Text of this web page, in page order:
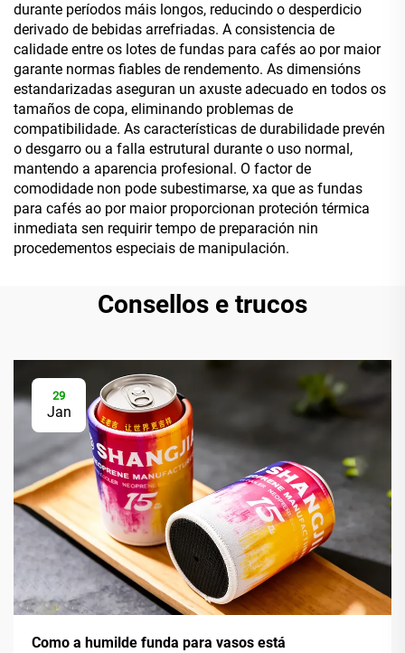
durante períodos máis longos, reducindo o desperdicio
derivado de bebidas arrefriadas. A consistencia de
calidade entre os lotes de fundas para cafés ao por maior
garante normas fiables de rendemento. As dimensións
estandarizadas aseguran un axuste adecuado en todos os
tamaños de copa, eliminando problemas de
compatibilidade. As características de durabilidade prevén
o desgarro ou a falla estrutural durante o uso normal,
mantendo a aparencia profesional. O factor de
comodidade non pode subestimarse, xa que as fundas
para cafés ao por maior proporcionan proteción térmica
inmediata sen requirir tempo de preparación nin
procedementos especiais de manipulación.
Consellos e trucos
29
Jan
Como a humilde funda para vasos está